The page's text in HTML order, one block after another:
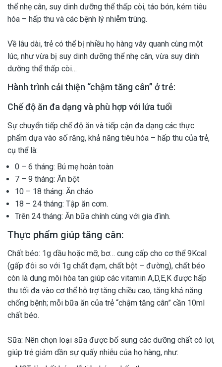
thể nhẹ cân, suy dinh dưỡng thể thấp còi, táo bón, kém tiêu
hóa – hấp thu và các bệnh lý nhiễm trùng.
Về lâu dài, trẻ có thể bị nhiều họ hàng vây quanh cùng một
lúc, như vừa bị suy dinh dưỡng thể nhẹ cân, vừa suy dinh
dưỡng thể thấp còi…
Hành trình cải thiện “chậm tăng cân” ở trẻ:
Chế độ ăn đa dạng và phù hợp với lứa tuổi
Sự chuyển tiếp chế độ ăn và tiếp cận đa dạng các thực
phẩm dựa vào số răng, khả năng tiêu hóa – hấp thu của trẻ,
cụ thể là:
0 – 6 tháng: Bú mẹ hoàn toàn
7 – 9 tháng: Ăn bột
10 – 18 tháng: Ăn cháo
18 – 24 tháng: Tập ăn cơm.
Trên 24 tháng: Ăn bữa chính cùng với gia đình.
Thực phẩm giúp tăng cân:
Chất béo: 1g dầu hoặc mỡ, bơ… cung cấp cho cơ thể 9Kcal
(gấp đôi so với 1g chất đạm, chất bột – đường), chất béo
còn là dung môi hòa tan giúp các vitamin A,D,E,K được hấp
thu tối đa vào cơ thể hỗ trợ tăng chiều cao, tăng khả năng
chống bệnh; mỗi bữa ăn của trẻ “chậm tăng cân” cần 10ml
chất béo.
Sữa: Nên chọn loại sữa được bổ sung các dưỡng chất có lợi,
giúp trẻ giảm dần sự quấy nhiễu của họ hàng, như: